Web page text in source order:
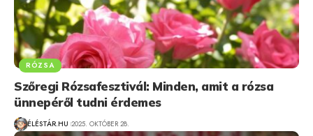
RÓZSA
Szőregi Rózsafesztivál: Minden, amit a rózsa
ünnepéről tudni érdemes
ÉLÉSTÁR.HU 2025. OKTÓBER 28.